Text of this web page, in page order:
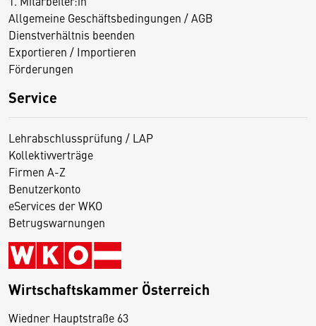
Allgemeine Geschäftsbedingungen / AGB
Dienstverhältnis beenden
Exportieren / Importieren
Förderungen
Service
Lehrabschlussprüfung / LAP
Kollektivverträge
Firmen A-Z
Benutzerkonto
eServices der WKO
Betrugswarnungen
Wirtschaftskammer Österreich
Wiedner Hauptstraße 63
D